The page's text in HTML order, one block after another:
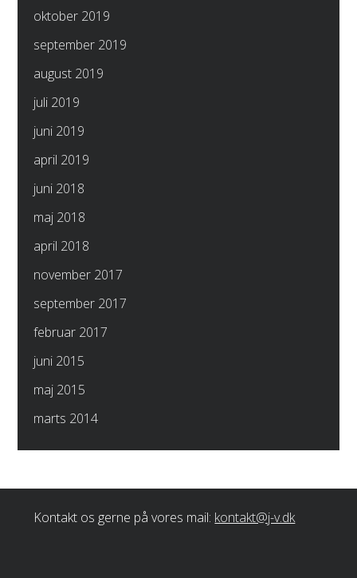
oktober 2019
september 2019
august 2019
juli 2019
juni 2019
april 2019
juni 2018
maj 2018
april 2018
november 2017
september 2017
februar 2017
juni 2015
maj 2015
marts 2014
Kontakt os gerne på vores mail: kontakt@j-v.dk